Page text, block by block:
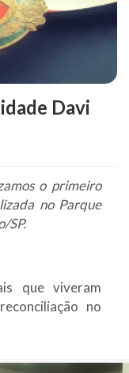
Davi
o primeiro
no Parque
SP.
que viveram
no